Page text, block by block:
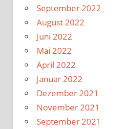
September 2022
August 2022
Juni 2022
Mai 2022
April 2022
Januar 2022
Dezember 2021
November 2021
September 2021